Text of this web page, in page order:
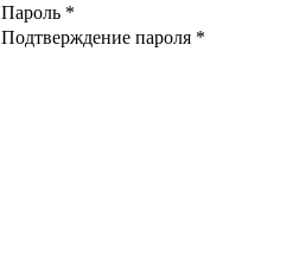
Пароль *
Подтверждение пароля *